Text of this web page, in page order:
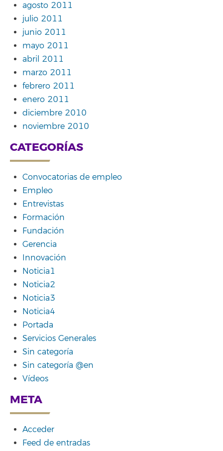
agosto 2011
julio 2011
junio 2011
mayo 2011
abril 2011
marzo 2011
febrero 2011
enero 2011
diciembre 2010
noviembre 2010
CATEGORÍAS
Convocatorias de empleo
Empleo
Entrevistas
Formación
Fundación
Gerencia
Innovación
Noticia1
Noticia2
Noticia3
Noticia4
Portada
Servicios Generales
Sin categoría
Sin categoría @en
Vídeos
META
Acceder
Feed de entradas